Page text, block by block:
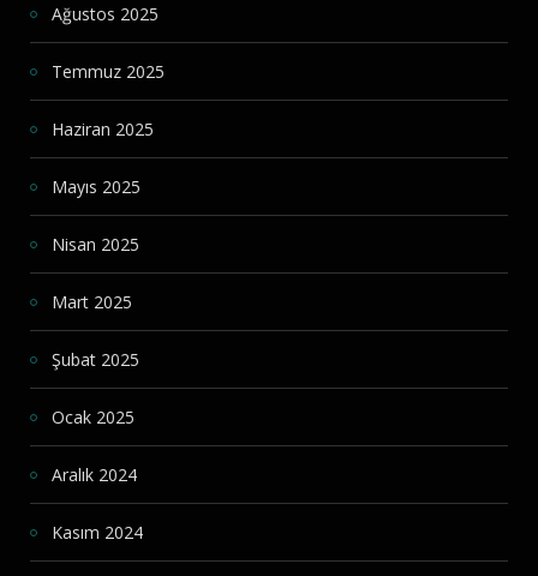
Ağustos 2025
Temmuz 2025
Haziran 2025
Mayıs 2025
Nisan 2025
Mart 2025
Şubat 2025
Ocak 2025
Aralık 2024
Kasım 2024